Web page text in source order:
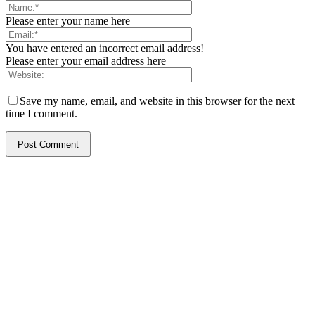
Please enter your name here
You have entered an incorrect email address!
Please enter your email address here
Save my name, email, and website in this browser for the next
time I comment.